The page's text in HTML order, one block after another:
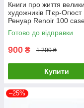
Книги про життя
художників П'єр-Огюст
Ренуар Renoir 100
classic selections
книги про мистецтво
Готово до відправки
900 ₴ 1 200 ₴
Купити
–25%